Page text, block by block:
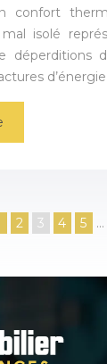
confort
isolé
déperditions
2 3 4 5 …